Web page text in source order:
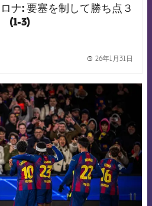
ナ: 要塞を制して勝ち点３
(1-3)
26年1月31日
FCB Barcelona badge